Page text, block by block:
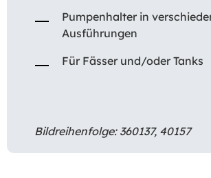
Pumpenhalter in
Ausführungen
Für Fässer und/oder Tanks
Bildreihenfolge: 360137, 40157